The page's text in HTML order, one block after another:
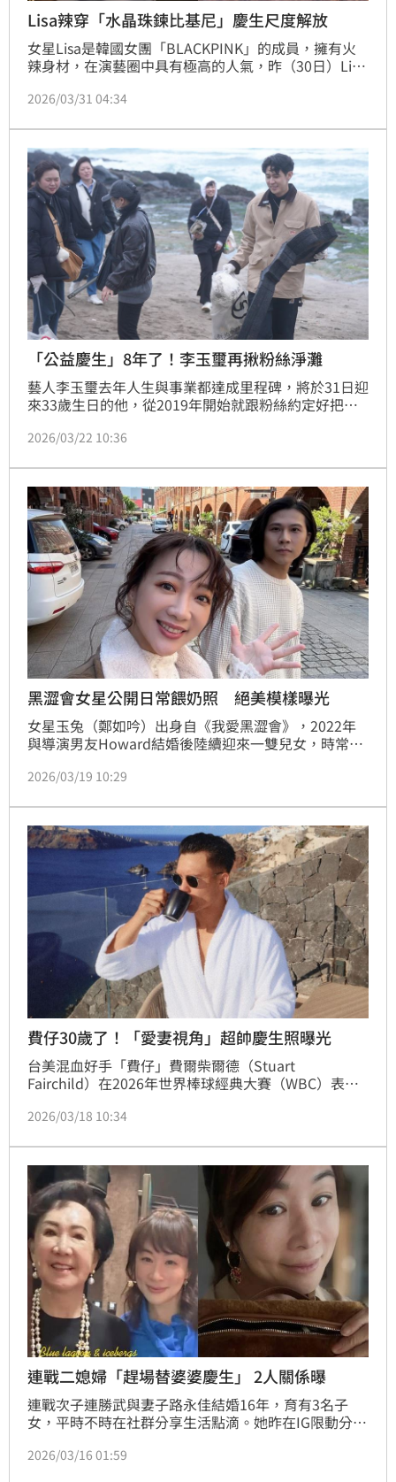
Lisa辣穿「水晶珠鍊比基尼」慶生尺度解放
女星Lisa是韓國女團「BLACKPINK」的成員，擁有火
辣身材，在演藝圈中具有極高的人氣，昨（30日）Lisa
「水晶比基尼」的火辣裝扮，成了焦點之一。蔡佩伶報
2026/03/31 04:34
「公益慶生」8年了！李玉璽再揪粉絲淨灘
藝人李玉璽去年人生與事業都達成里程碑，將於31日迎
來33歲生日的他，從2019年開始就跟粉絲約定好把慶
對大自然的關注。
2026/03/22 10:36
黑澀會女星公開日常餵奶照 絕美模樣曝光
女星玉兔（鄭如吟）出身自《我愛黑澀會》，2022年
與導演男友Howard結婚後陸續迎來一雙兒女，時常透
真實且充滿母愛的餵奶照片，掀起熱議。蔡維歆
2026/03/19 10:29
費仔30歲了！「愛妻視角」超帥慶生照曝光
台美混血好手「費仔」費爾柴爾德（Stuart
Fairchild）在2026年世界棒球經典大賽（WBC）表現
雄，人氣水漲船高。費仔於台灣時間17日迎來30歲生
Fairchild）在社群曬出度假慶生照，深情向老公告白，
甜蜜互動羨煞眾人。
2026/03/18 10:34
連戰二媳婦「趕場替婆婆慶生」 2人關係曝
連戰次子連勝武與妻子路永佳結婚16年，育有3名子
女，平時不時在社群分享生活點滴。她昨在IG限動分享
媳關係。
2026/03/16 01:59